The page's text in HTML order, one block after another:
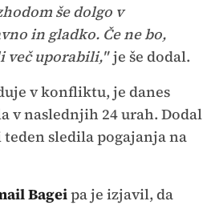
še dolgo v
in gladko. Če ne bo,
več uporabili,"je še dodal.
v konfliktu, je danes
v naslednjih 24 urah. Dodal
sledila pogajanja na
Bageipa je izjavil, da